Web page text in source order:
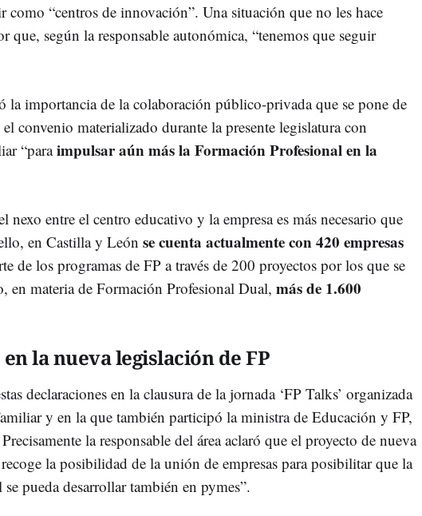
como “centros de innovación”. Una situación que no les hace
que, según la responsable autonómica, “tenemos que seguir
la importancia de la colaboración público-privada que se pone de
convenio materializado durante la presente legislatura con
“paraimpulsar aún más la Formación Profesional en la
nexo entre el centro educativo y la empresa es más necesario que
en Castilla y León se cuenta actualmente con 420 empresas
de los programas de FP a través de 200 proyectos por los que se
en materia de Formación Profesional Dual, más de 1.600
en la nueva legislación de FP
declaraciones en la clausura de la jornada ‘FP Talks’ organizada
y en la que también participó la ministra de Educación y FP,
la responsable del área aclaró que el proyecto de nueva
la posibilidad de la unión de empresas para posibilitar que la
pueda desarrollar también en pymes”.